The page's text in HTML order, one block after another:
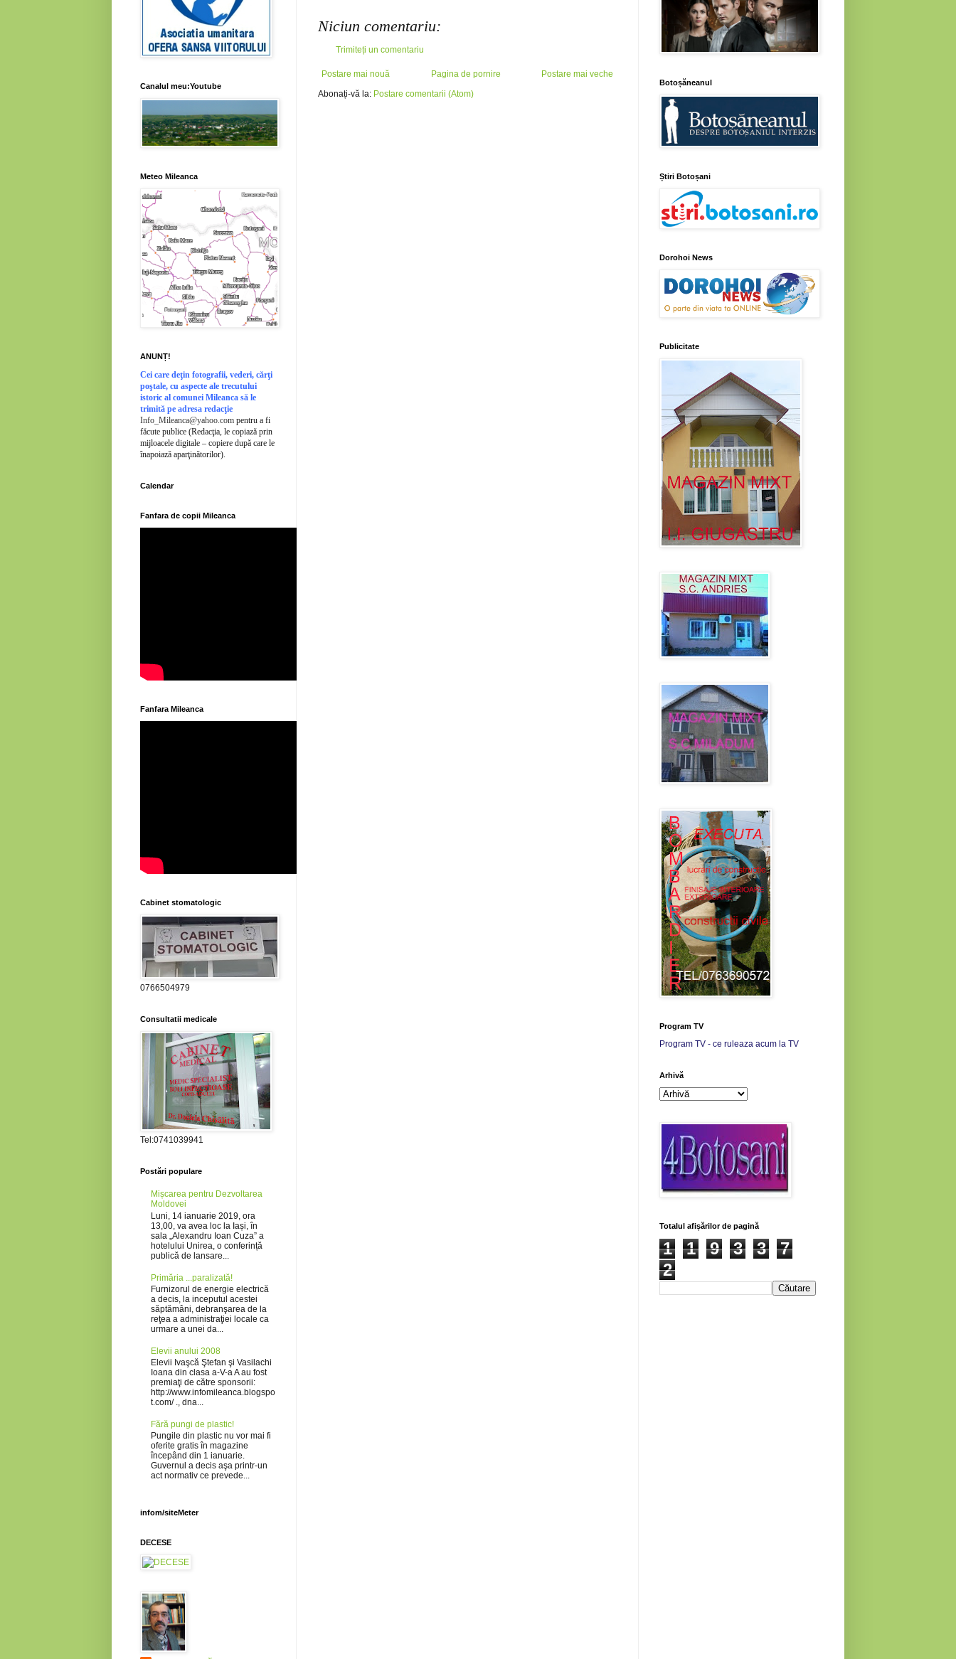
Niciun comentariu:
Trimiteți un comentariu
Postare mai nouă Postare mai veche
Pagina de pornire
Abonați-vă la: Postare comentarii (Atom)
Canalul meu:Youtube
Meteo Mileanca
ANUNȚ!
Cei care deţin fotografii, vederi, cărţi
poştale, cu aspecte ale trecutului
istoric al comunei Mileanca să le
trimită pe adresa redacţie
Info_Mileanca@yahoo.com pentru a fi
făcute publice (Redacţia, le copiază prin
mijloacele digitale – copiere după care le
înapoiază aparţinătorilor).
Calendar
Fanfara de copii Mileanca
Fanfara Mileanca
Cabinet stomatologic
0766504979
Consultatii medicale
Tel:0741039941
Postări populare
Mișcarea pentru Dezvoltarea
Moldovei
Luni, 14 ianuarie 2019, ora
13,00, va avea loc la Iași, în
sala „Alexandru Ioan Cuza” a
hotelului Unirea, o conferință
publică de lansare...
Primăria ...paralizată!
Furnizorul de energie electrică
a decis, la inceputul acestei
săptămâni, debranşarea de la
reţea a administraţiei locale ca
urmare a unei da...
Elevii anului 2008
Elevii Ivaşcă Ştefan şi Vasilachi
Ioana din clasa a-V-a A au fost
premiaţi de către sponsorii:
http://www.infomileanca.blogspo
t.com/ ., dna...
Fără pungi de plastic!
Pungile din plastic nu vor mai fi
oferite gratis în magazine
începând din 1 ianuarie.
Guvernul a decis aşa printr-un
act normativ ce prevede...
infom/siteMeter
DECESE
Botoșăneanul
Știri Botoșani
Dorohoi News
Publicitate
Program TV
Program TV - ce ruleaza acum la TV
Arhivă
Totalul afișărilor de pagină
1 1 9 3 3
7
2